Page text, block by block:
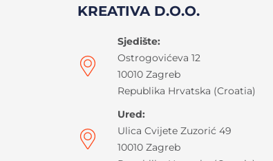
KREATIVA D.O.O.
Sjedište:
Ostrogovićeva 12
10010 Zagreb
Republika Hrvatska (Croatia)
Ured:
Ulica Cvijete Zuzorić 49
10010 Zagreb